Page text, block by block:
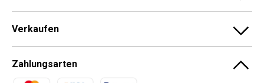
Verkaufen
Zahlungsarten
Zahlungsmethoden